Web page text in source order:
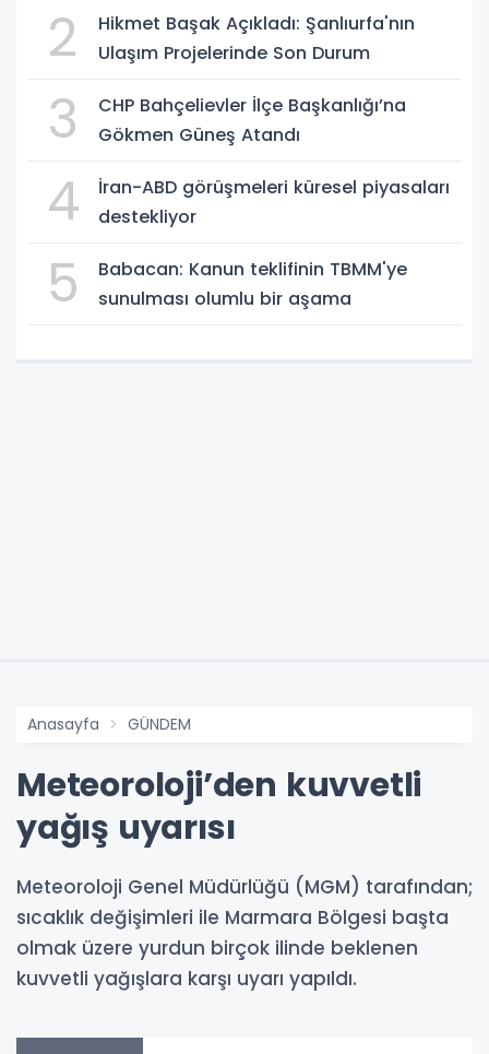
2
Hikmet Başak Açıkladı: Şanlıurfa'nın
Ulaşım Projelerinde Son Durum
3
CHP Bahçelievler İlçe Başkanlığı’na
Gökmen Güneş Atandı
4
İran-ABD görüşmeleri küresel piyasaları
destekliyor
5
Babacan: Kanun teklifinin TBMM'ye
sunulması olumlu bir aşama
Anasayfa GÜNDEM
Meteoroloji’den kuvvetli
yağış uyarısı
Meteoroloji Genel Müdürlüğü (MGM) tarafından;
sıcaklık değişimleri ile Marmara Bölgesi başta
olmak üzere yurdun birçok ilinde beklenen
kuvvetli yağışlara karşı uyarı yapıldı.